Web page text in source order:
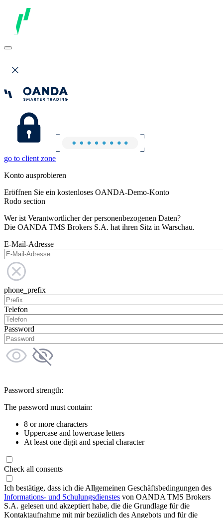
go to client zone
Konto ausprobieren
Eröffnen Sie ein kostenloses OANDA-Demo-Konto
Rodo section
Wer ist Verantwortlicher der personenbezogenen Daten?
Die OANDA TMS Brokers S.A. hat ihren Sitz in Warschau.
E-Mail-Adresse
phone_prefix
Telefon
Password
Password strength:
The password must contain:
8 or more characters
Uppercase and lowercase letters
At least one digit and special character
Check all consents
Ich bestätige, dass ich die Allgemeinen Geschäftsbedingungen des
Informations- und Schulungsdienstes von OANDA TMS Brokers
S.A. gelesen und akzeptiert habe, die die Grundlage für die
Kontaktaufnahme mit mir bezüglich des Angebots und für die